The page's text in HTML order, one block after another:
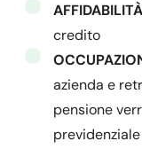
AFFIDABILITÀ
credito
azienda e
pensione